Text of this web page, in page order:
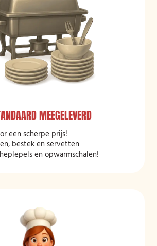
MEEGELEVERD
een scherpe prijs!
bestek en servetten
en opwarmschalen!